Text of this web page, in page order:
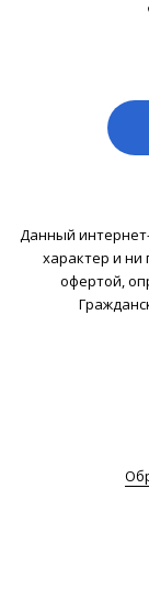
Данный
характер и ни
офертой,